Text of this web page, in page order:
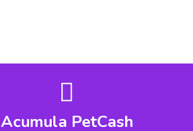
Acumula PetCash